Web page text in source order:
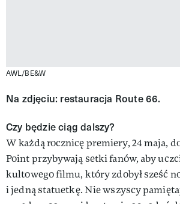
AWL/BE&W
Na zdjęciu: restauracja Route 66.
Czy będzie ciąg dalszy?
W każdą rocznicę premiery, 24 maja,
Point przybywają setki fanów, aby
kultowego filmu, który zdobył sześć
i jedną statuetkę. Nie wszyscy